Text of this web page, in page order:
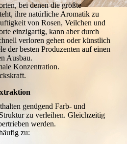
bei denen die größte
ihre natürliche Aromatik zu
von Rosen, Veilchen und
einzigartig, kann aber durch
verloren gehen oder künstlich
der besten Produzenten auf einen
Ausbau.
Konzentration.
genügend Farb- und
zu verleihen. Gleichzeitig
werden.
zu: